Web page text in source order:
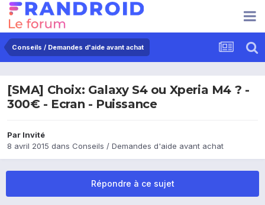
Conseils / Demandes d'aide avant achat
[SMA] Choix: Galaxy S4 ou Xperia M4 ? -
300€ - Ecran - Puissance
Par Invité
8 avril 2015 dans Conseils / Demandes d'aide avant achat
Répondre à ce sujet